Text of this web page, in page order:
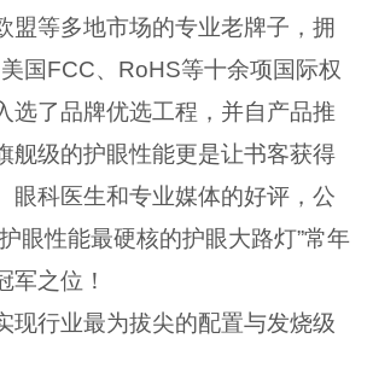
盟等多地市场的专业老牌子，拥
国FCC、RoHS等十余项国际权
选了品牌优选工程，并自产品推
舰级的护眼性能更是让书客获得
眼科医生和专业媒体的好评，公
眼性能最硬核的护眼大路灯”常年
军之位！
现行业最为拔尖的配置与发烧级